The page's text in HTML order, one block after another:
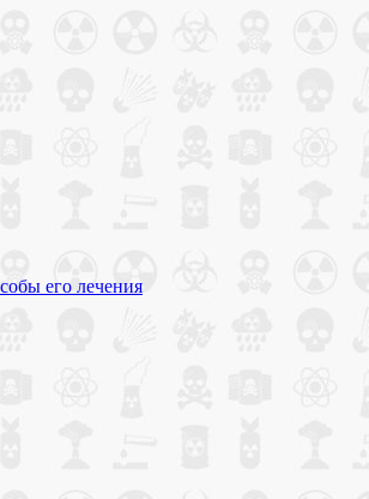
его лечения